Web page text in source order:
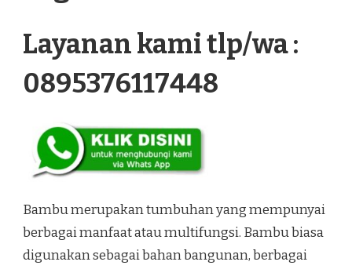
Layanan kami tlp/wa :
0895376117448
Bambu merupakan tumbuhan yang mempunyai
berbagai manfaat atau multifungsi. Bambu biasa
digunakan sebagai bahan bangunan, berbagai